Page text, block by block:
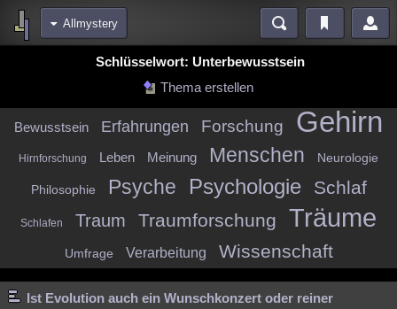
Allmystery
Diskussionen Videos
weitere Rubriken
Philosophie Träume Orte Esoterik Literatur
Schlüsselwort: Unterbewusstsein
Thema erstellen
Bewusstsein Erfahrungen Forschung Gehirn
Hirnforschung Leben Meinung Menschen Neurologie
Philosophie Psyche Psychologie Schlaf
Schlafen Traum Traumforschung Träume
Umfrage Verarbeitung Wissenschaft
Ist Evolution auch ein Wunschkonzert oder reiner